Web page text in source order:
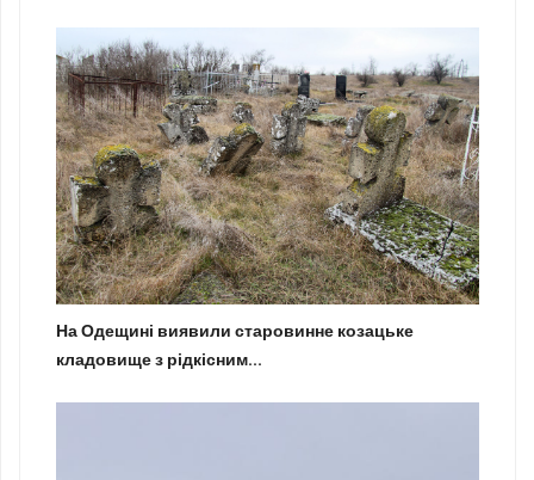
На Одещині виявили старовинне козацьке
кладовище з рідкісним...